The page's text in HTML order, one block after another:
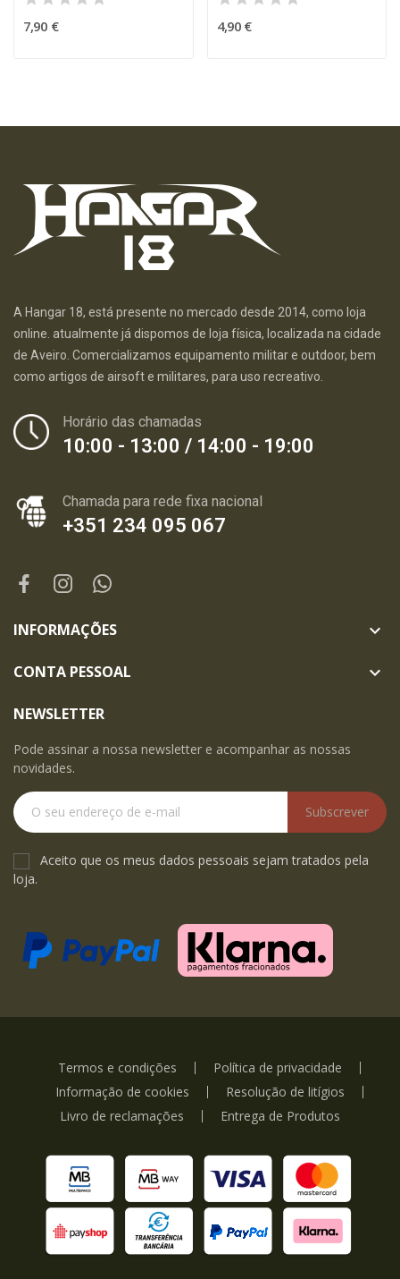
7,90 € 4,90 €
A Hangar 18, está presente no mercado desde 2014, como loja
online. atualmente já dispomos de loja física, localizada na cidade
de Aveiro. Comercializamos equipamento militar e outdoor, bem
como artigos de airsoft e militares, para uso recreativo.
Horário das chamadas
10:00 - 13:00 / 14:00 - 19:00
Chamada para rede fixa nacional
+351 234 095 067
INFORMAÇÕES 
CONTA PESSOAL 
NEWSLETTER
Pode assinar a nossa newsletter e acompanhar as nossas
novidades.
Subscrever
Aceito que os meus dados pessoais sejam tratados pela
loja.
Termos e condições
Política de privacidade
Informação de cookies
Resolução de litígios
Livro de reclamações
Entrega de Produtos